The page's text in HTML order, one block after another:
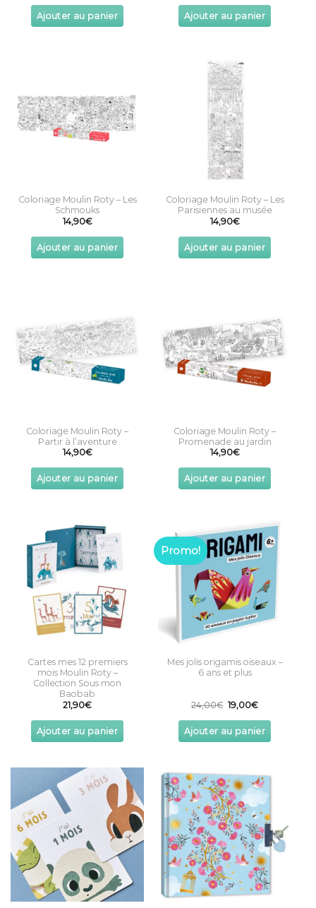
Ajouter au panier Ajouter au panier
Coloriage Moulin Roty – Les
Schmouks
14,90€
Ajouter au panier
Coloriage Moulin Roty – Les
Parisiennes au musée
14,90€
Ajouter au panier
Coloriage Moulin Roty –
Partir à l’aventure
14,90€
Ajouter au panier
Coloriage Moulin Roty –
Promenade au jardin
14,90€
Ajouter au panier
Cartes mes 12 premiers
mois Moulin Roty –
Collection Sous mon
Baobab
21,90€
Ajouter au panier
Promo!
Mes jolis origamis oiseaux –
6 ans et plus
24,00€ Original
price
was:
24,00€.
19,00€Current
is:
19,00€.
Ajouter au panier